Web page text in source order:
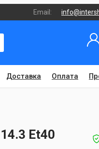
Email:
Доставка Оплата
Et40